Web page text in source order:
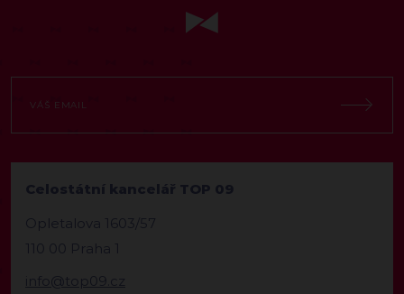
Celostátní kancelář TOP 09
Opletalova 1603/57
110 00 Praha 1
info@top09.cz